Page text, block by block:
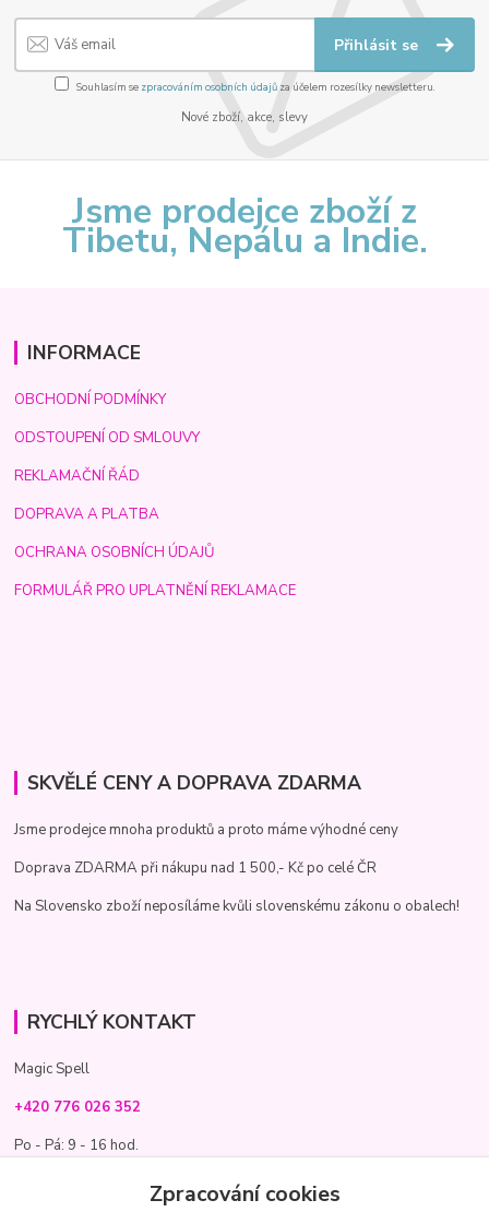
Přihlásit se
Souhlasím se zpracováním osobních údajůza účelem rozesílky newsletteru.
Nové zboží, akce, slevy
Jsme prodejce zboží z
Tibetu, Nepálu a Indie.
INFORMACE
OBCHODNÍ PODMÍNKY
ODSTOUPENÍ OD SMLOUVY
REKLAMAČNÍ ŘÁD
DOPRAVA A PLATBA
OCHRANA OSOBNÍCH ÚDAJŮ
FORMULÁŘ PRO UPLATNĚNÍ REKLAMACE
SKVĚLÉ CENY A DOPRAVA ZDARMA
Jsme prodejce mnoha produktů a proto máme výhodné ceny
Doprava ZDARMA při nákupu nad 1 500,- Kč po celé ČR
Na Slovensko zboží neposíláme kvůli slovenskému zákonu o obalech!
RYCHLÝ KONTAKT
Magic Spell
+420 776 026 352
Po - Pá: 9 - 16 hod.
info@magic-spell.czZpracování cookies